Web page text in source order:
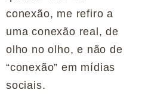
conexão, me refiro a
uma conexão real, de
olho no olho, e não de
“conexão” em mídias
sociais.